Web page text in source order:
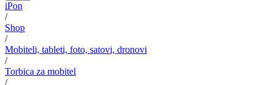
iPon
/
Shop
/
Mobiteli, tableti, foto, satovi, dronovi
/
Torbica za mobitel
/